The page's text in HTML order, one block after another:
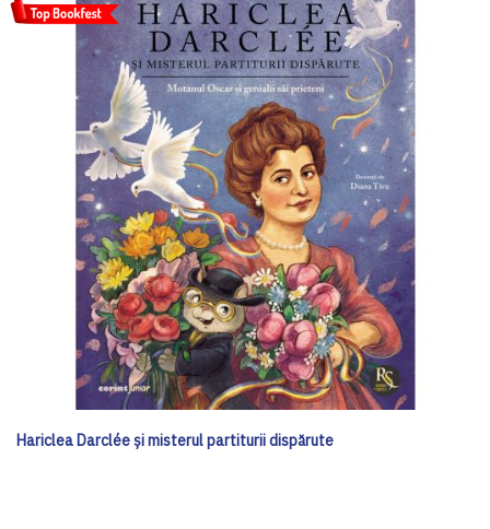
Hariclea Darclée și misterul partiturii dispărute